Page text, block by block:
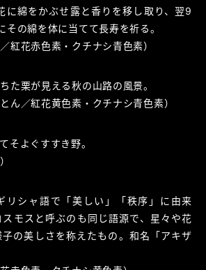
に綿をかぶせ露と香りを移し取り、翌9
その綿を体に当てて長寿を祈る。
紅花赤色素・クチナシ青色素）
た栗が見える秋の山路の風景。
ん／紅花黄色素・クチナシ青色素）
そよぐすすき野。
リシャ語で「美しい」「秩序」に由来
モスと呼ぶのも同じ語源で、星々や花
の美しさを称えたもの。和名「アキザ